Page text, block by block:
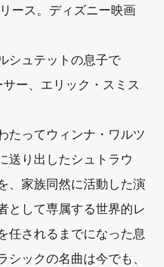
ース。ディズニー映画
シュテットの息子で
ー、エリック・スミス
たってウィンナ・ワルツ
送り出したシュトラウ
、家族同然に活動した演
として専属する世界的レ
任されるまでになった息
ックの名曲は今でも、